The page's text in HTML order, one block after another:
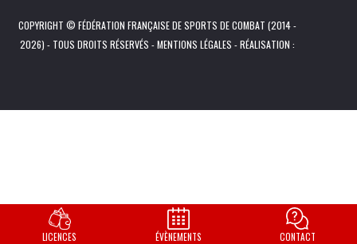
COPYRIGHT © FÉDÉRATION FRANÇAISE DE SPORTS DE COMBAT (2014 -
2026) - TOUS DROITS RÉSERVÉS -MENTIONS LÉGALES - RÉALISATION :
LICENCES ÉVÈNEMENTS CONTACT